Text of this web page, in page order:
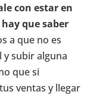
con estar en
que saber
a que no es
subir alguna
que si
ventas y llegar